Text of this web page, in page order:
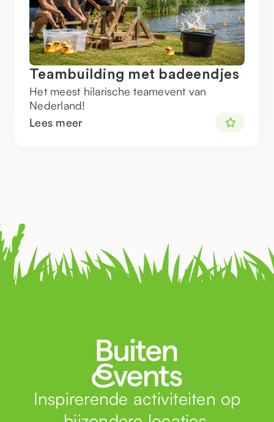
Teambuilding met badeendjes
Het meest hilarische teamevent van
Nederland!
Lees meer
Inspirerende activiteiten op